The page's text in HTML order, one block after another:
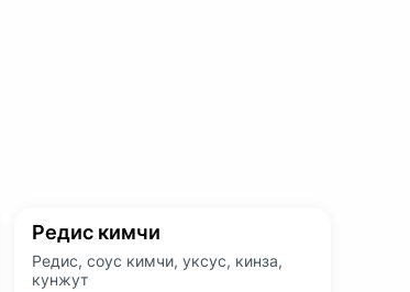
Редис кимчи
Редис, соус кимчи, уксус, кинза,
кунжут